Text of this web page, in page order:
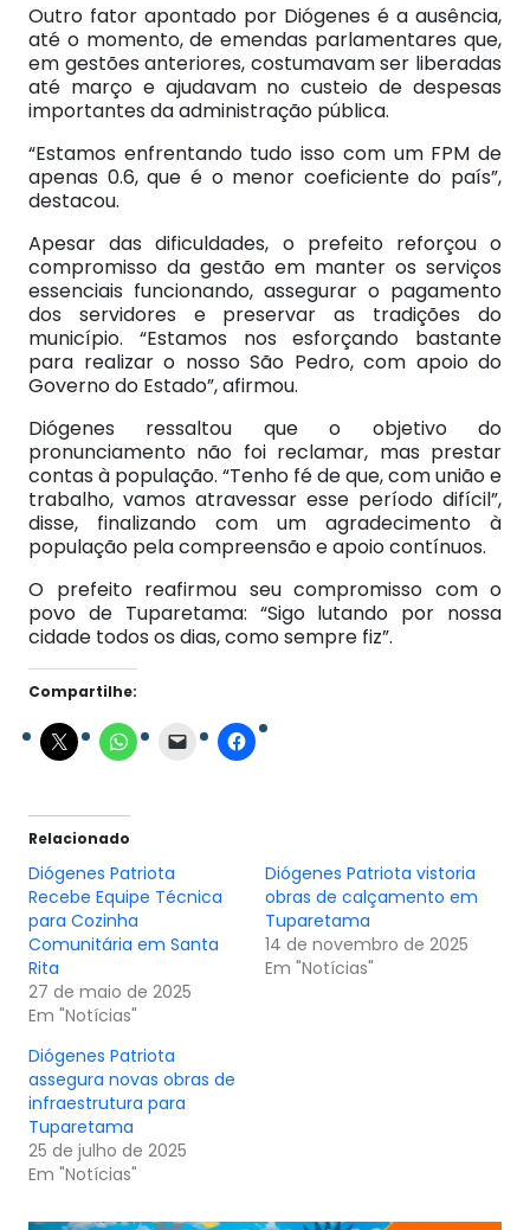
Outro fator apontado por Diógenes é a ausência,
até o momento, de emendas parlamentares que,
em gestões anteriores, costumavam ser liberadas
até março e ajudavam no custeio de despesas
importantes da administração pública.
“Estamos enfrentando tudo isso com um FPM de
apenas 0.6, que é o menor coeficiente do país”,
destacou.
Apesar das dificuldades, o prefeito reforçou o
compromisso da gestão em manter os serviços
essenciais funcionando, assegurar o pagamento
dos servidores e preservar as tradições do
município. “Estamos nos esforçando bastante
para realizar o nosso São Pedro, com apoio do
Governo do Estado”, afirmou.
Diógenes ressaltou que o objetivo do
pronunciamento não foi reclamar, mas prestar
contas à população. “Tenho fé de que, com união e
trabalho, vamos atravessar esse período difícil”,
disse, finalizando com um agradecimento à
população pela compreensão e apoio contínuos.
O prefeito reafirmou seu compromisso com o
povo de Tuparetama: “Sigo lutando por nossa
cidade todos os dias, como sempre fiz”.
Compartilhe:
Relacionado
Diógenes Patriota
Recebe Equipe Técnica
para Cozinha
Comunitária em Santa
Rita
27 de maio de 2025
Em "Notícias"
Diógenes Patriota vistoria
obras de calçamento em
Tuparetama
14 de novembro de 2025
Em "Notícias"
Diógenes Patriota
assegura novas obras de
infraestrutura para
Tuparetama
25 de julho de 2025
Em "Notícias"